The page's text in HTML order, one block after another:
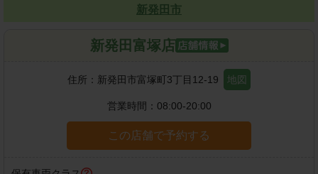
新発田市
新発田富塚店
住所： 新発田市富塚町3丁目12-19 地図
営業時間： 08:00-20:00
この店舗で予約する